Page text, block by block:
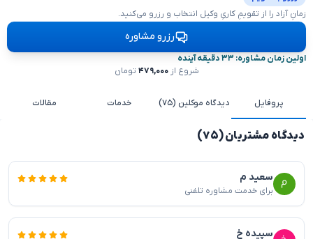
زمانِ آزاد را از تقویمِ کاریِ وکیل انتخاب و رزرو می‌کنید.
رزرو مشاوره
اولین زمان مشاوره: ۳۳ دقیقه آینده
شروع از۴۷۹,۰۰۰ تومان
پروفایل دیدگاه موکلین (۷۵) خدمات مقالات
دیدگاه مشتریان (۷۵)
سعید م
برای خدمت مشاوره تلفنی
سپیده خ